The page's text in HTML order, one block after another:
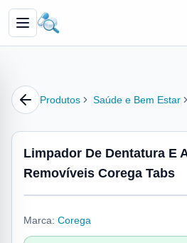
Produtos Saúde e Bem Estar
Limpador De Dentatura E
Removíveis Corega Tabs
Marca: Corega